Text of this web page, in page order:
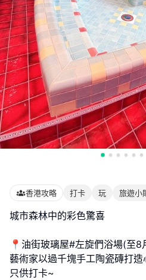
香港攻略 打卡 玩 旅遊小
城市森林中的彩色驚喜
📍油街玻璃屋#左旋們浴場(至8
藝術家以過千塊手工陶瓷磚打
只供打卡~